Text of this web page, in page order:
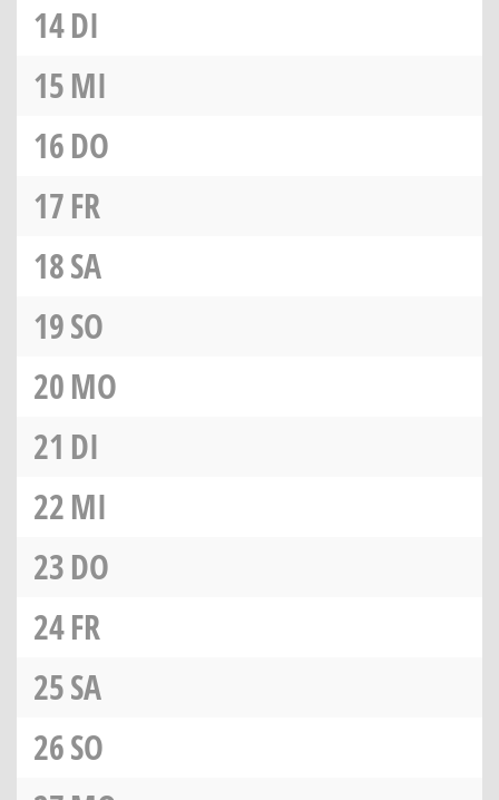
14DI
15MI
16DO
17FR
18SA
19SO
20MO
21 DI
22MI
23DO
24FR
25SA
26SO